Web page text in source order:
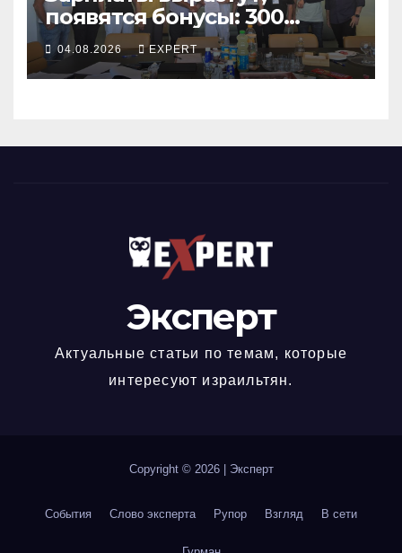
появятся бонусы: 300
сотрудников «Штраус»
получили новый
коллективный договор
04.08.2026 EXPERT
Эксперт
Актуальные статьи по темам, которые
интересуют израильтян.
Copyright © 2026 Эксперт
События Слово эксперта Рупор Взгляд В сети